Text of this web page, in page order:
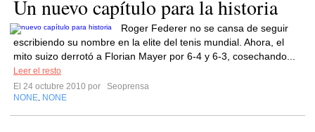
Un nuevo capítulo para la historia
Roger Federer no se cansa de seguir
escribiendo su nombre en la elite del tenis mundial. Ahora, el
mito suizo derrotó a Florian Mayer por 6-4 y 6-3, cosechando...
Leer el resto
El 24 octubre 2010 por
Seoprensa
NONE NONE